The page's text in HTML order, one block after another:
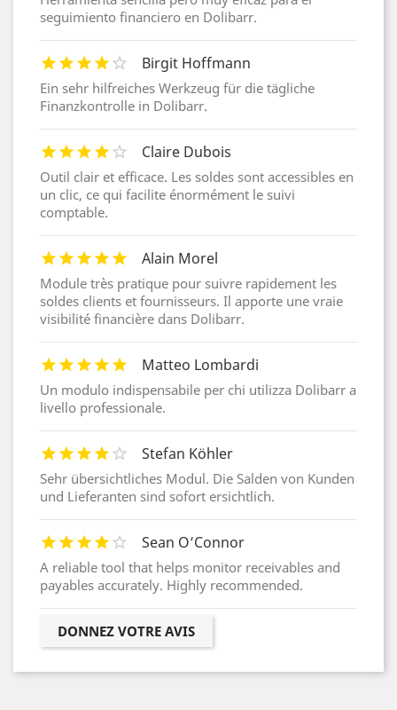
seguimiento financiero en Dolibarr.
Birgit Hoffmann
Ein sehr hilfreiches Werkzeug für die tägliche
Finanzkontrolle in Dolibarr.
Claire Dubois
Outil clair et efficace. Les soldes sont accessibles en
un clic, ce qui facilite énormément le suivi
comptable.
Alain Morel
Module très pratique pour suivre rapidement les
soldes clients et fournisseurs. Il apporte une vraie
visibilité financière dans Dolibarr.
Matteo Lombardi
Un modulo indispensabile per chi utilizza Dolibarr a
livello professionale.
Stefan Köhler
Sehr übersichtliches Modul. Die Salden von Kunden
und Lieferanten sind sofort ersichtlich.
Sean O’Connor
A reliable tool that helps monitor receivables and
payables accurately. Highly recommended.
DONNEZ VOTRE AVIS